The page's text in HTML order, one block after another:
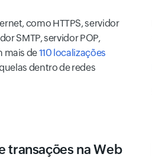
como HTTPS, servidor
SMTP, servidor POP,
mais de110 localizações
dentro de redes
transações na Web